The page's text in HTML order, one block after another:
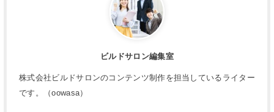
ビルドサロン編集室
株式会社ビルドサロンのコンテンツ制作を担当しているライター
です。（oowasa）